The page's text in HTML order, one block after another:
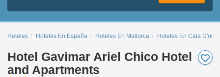
Hoteles Hoteles En España Hoteles En Mallorca Hoteles En Cala D'or
Hotel Gavimar Ariel Chico Hotel
and Apartments